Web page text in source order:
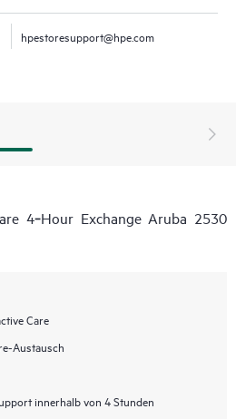
hpestoresupport@hpe.com
4‑Hour Exchange Aruba 2530
Care
Austausch
innerhalb von 4 Stunden